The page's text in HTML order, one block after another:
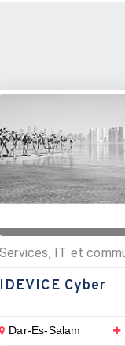
IDEVICE Cyber
Dar-Es-Salam